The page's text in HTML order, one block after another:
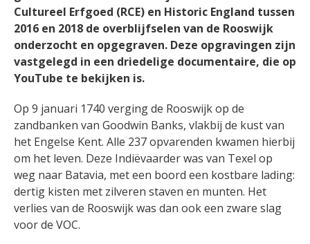
Cultureel Erfgoed (RCE) en Historic England tussen
2016 en 2018 de overblijfselen van de Rooswijk
onderzocht en opgegraven. Deze opgravingen zijn
vastgelegd in een driedelige documentaire, die op
YouTube te bekijken is.
Op 9 januari 1740 verging de Rooswijk op de
zandbanken van Goodwin Banks, vlakbij de kust van
het Engelse Kent. Alle 237 opvarenden kwamen hierbij
om het leven. Deze Indiëvaarder was van Texel op
weg naar Batavia, met een boord een kostbare lading:
dertig kisten met zilveren staven en munten. Het
verlies van de Rooswijk was dan ook een zware slag
voor de VOC.